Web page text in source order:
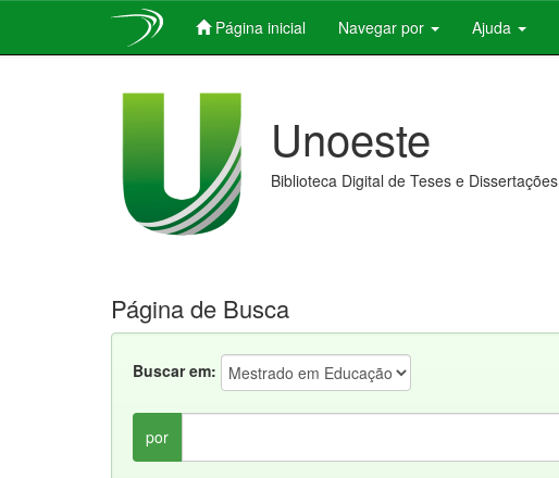
Página inicial Navegar por Ajuda
Unoeste
Biblioteca Digital de Teses e Dissertações
Página de Busca
Buscar em:
por